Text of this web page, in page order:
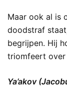
Maar ook al is
doodstraf
begrijpen. Hij
triomfeert over
Ya’akov